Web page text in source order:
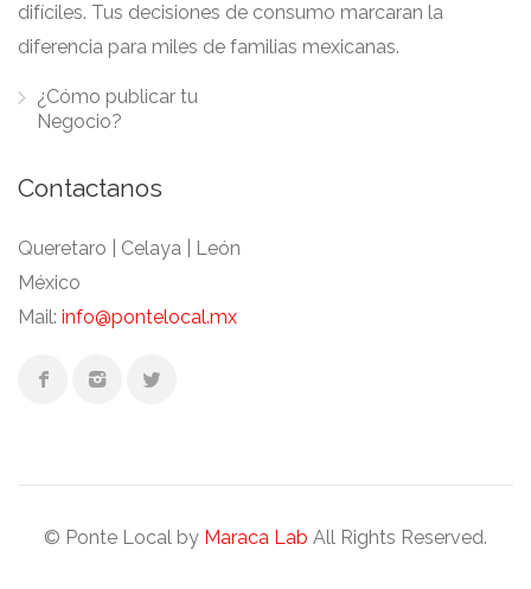
difíciles. Tus decisiones de consumo marcaran la
diferencia para miles de familias mexicanas.
¿Cómo publicar tu
Negocio?
Contactanos
Queretaro | Celaya | León
México
Mail: info@pontelocal.mx
© Ponte Local by Maraca Lab All Rights Reserved.